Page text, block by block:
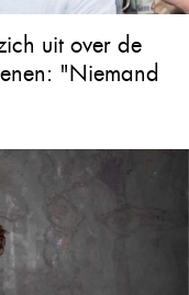
uit over de
"Niemand